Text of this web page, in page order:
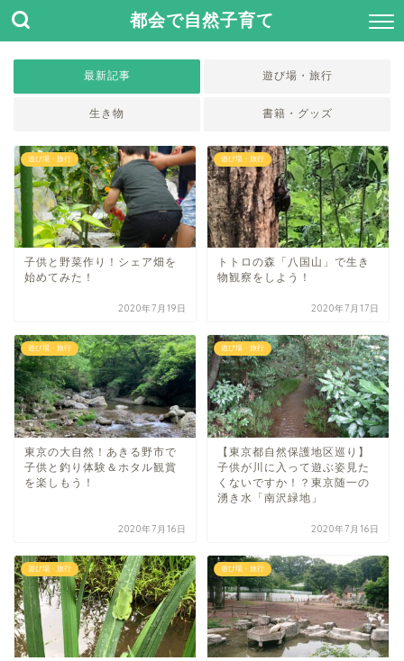
都会で自然子育て
最新記事 遊び場・旅行
生き物 書籍・グッズ
遊び場・旅行
子供と野菜作り！シェア畑を
始めてみた！
2020年7月19日
遊び場・旅行
トトロの森「八国山」で生き
物観察をしよう！
2020年7月17日
遊び場・旅行
東京の大自然！あきる野市で
子供と釣り体験＆ホタル観賞
を楽しもう！
2020年7月16日
遊び場・旅行
【東京都自然保護地区巡り】
子供が川に入って遊ぶ姿見た
くないですか！？東京随一の
湧き水「南沢緑地」
2020年7月16日
遊び場・旅行 遊び場・旅行